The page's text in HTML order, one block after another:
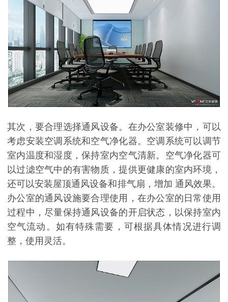
其次，要合理选择通风设备。 在办公室装修中，可以
考虑安装空调系统和空气净化器。空调系统可以调节
室内温度和湿度，保持室内空气清新。空气净化器可
以过滤空气中的有害物质，提供更健康的室内环境，
还可以安装屋顶通风设备和排气扇，增加 通风效果。
办公室的通风设施要合理使用，在办公室的日常使用
过程中，尽量保持通风设备的开启状态，以保持室内
空气流动。如有特殊需要，可根据具体情况进行调
整，使用灵活。